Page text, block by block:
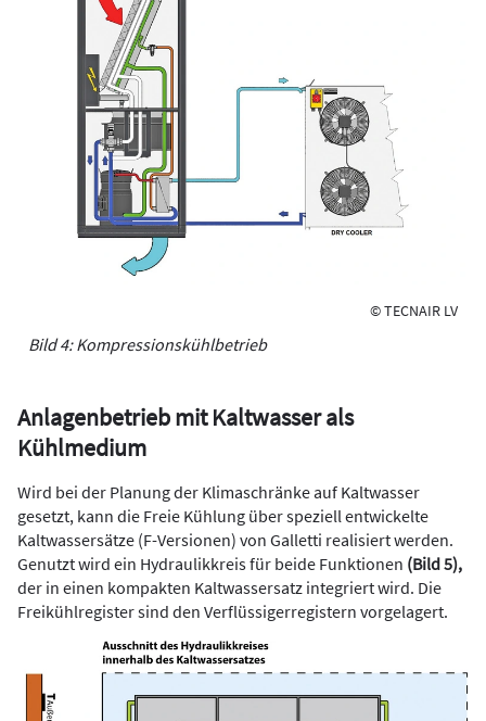
© TECNAIR LV
Bild 4: Kompressionskühlbetrieb
Anlagenbetrieb mit Kaltwasser als
Kühlmedium
Wird bei der Planung der Klimaschränke auf Kaltwasser
gesetzt, kann die Freie Kühlung über speziell entwickelte
Kaltwassersätze (F-Versionen) von Galletti realisiert werden.
Genutzt wird ein Hydraulikkreis für beide Funktionen (Bild 5),
der in einen kompakten Kaltwassersatz integriert wird. Die
Freikühlregister sind den Verflüssigerregistern vorgelagert.